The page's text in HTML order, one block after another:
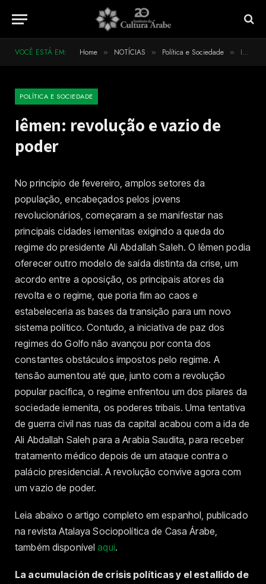
VOCÊ ESTÁ EM: Home » NOTÍCIAS » Política e Sociedade » Iêmen: revolução e vazio de poder
POLÍTICA E SOCIEDADE
Iêmen: revolução e vazio de
poder
No princípio de fevereiro, amplos setores da
população, encabeçados pelos jovens
revolucionários, começaram a se manifestar nas
principais cidades iemenitas exigindo a queda do
regime do presidente Ali Abdallah Saleh. O Iêmen podia
oferecer outro modelo de saída distinta da crise, um
acordo entre a oposição, os principais atores da
revolta e o regime, que poria fim ao caos e
estabeleceria as bases da transição para um novo
sistema político. Contudo, a iniciativa de paz dos
regimes do Golfo não avançou por conta dos
constantes obstáculos impostos pelo regime. A
tensão aumentou até que, junto com a revolução
popular pacífica, o regime enfrentou um dos pilares da
sociedade iemenita, os poderes tribais. Uma tentativa
de guerra civil nas ruas da capital acabou com a ida de
Ali Abdallah Saleh para a Arabia Saudita, para receber
tratamento médico depois de um ataque contra o
palácio presidencial. A revolução convive agora com
um vazio de poder.
Leia abaixo o artigo completo em espanhol, publicado
na revista Atalaya Sociopolítica de Casa Árabe,
também disponívelaqui.
La acumulación de crisis políticas y el estallido de